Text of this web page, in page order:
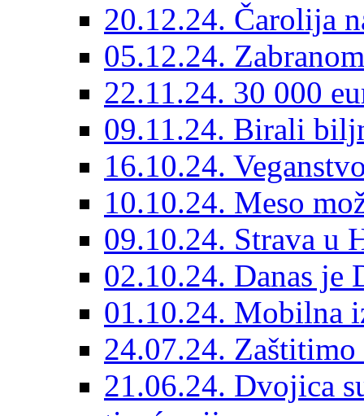
20.12.24. Čarolija
05.12.24.
22.11.24. 30 000
09.11.24. Birali
16.10.24.
10.10.24. Meso
09.10.24. Strava u
02.10.24. Danas je
01.10.24. Mobilna
24.07.24.
21.06.24. Dvojica